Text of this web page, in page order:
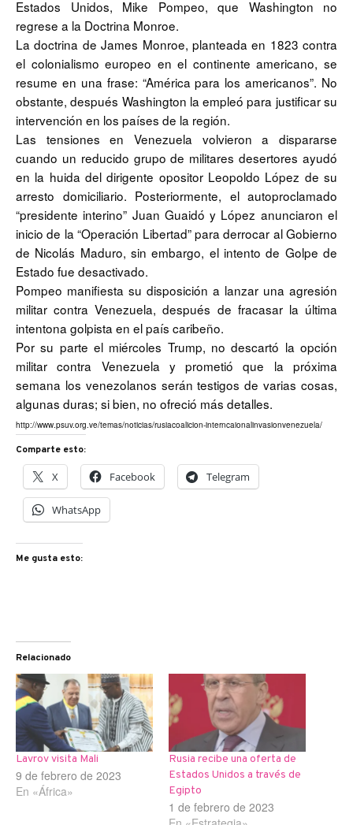
Estados Unidos, Mike Pompeo, que Washington no
regrese a la Doctrina Monroe.
La doctrina de James Monroe, planteada en 1823 contra
el colonialismo europeo en el continente americano, se
resume en una frase: “América para los americanos”. No
obstante, después Washington la empleó para justificar su
intervención en los países de la región.
Las tensiones en Venezuela volvieron a dispararse
cuando un reducido grupo de militares desertores ayudó
en la huida del dirigente opositor Leopoldo López de su
arresto domiciliario. Posteriormente, el autoproclamado
“presidente interino” Juan Guaidó y López anunciaron el
inicio de la “Operación Libertad” para derrocar al Gobierno
de Nicolás Maduro, sin embargo, el intento de Golpe de
Estado fue desactivado.
Pompeo manifiesta su disposición a lanzar una agresión
militar contra Venezuela, después de fracasar la última
intentona golpista en el país caribeño.
Por su parte el miércoles Trump, no descartó la opción
militar contra Venezuela y prometió que la próxima
semana los venezolanos serán testigos de varias cosas,
algunas duras; si bien, no ofreció más detalles.
http://www.psuv.org.ve/temas/noticias/rusiacoalicion-interncaionalinvasionvenezuela/
Comparte esto:
X Facebook Telegram
WhatsApp
Me gusta esto:
Relacionado
Lavrov visita Mali
9 de febrero de 2023
En «África»
Rusia recibe una oferta de
Estados Unidos a través de
Egipto
1 de febrero de 2023